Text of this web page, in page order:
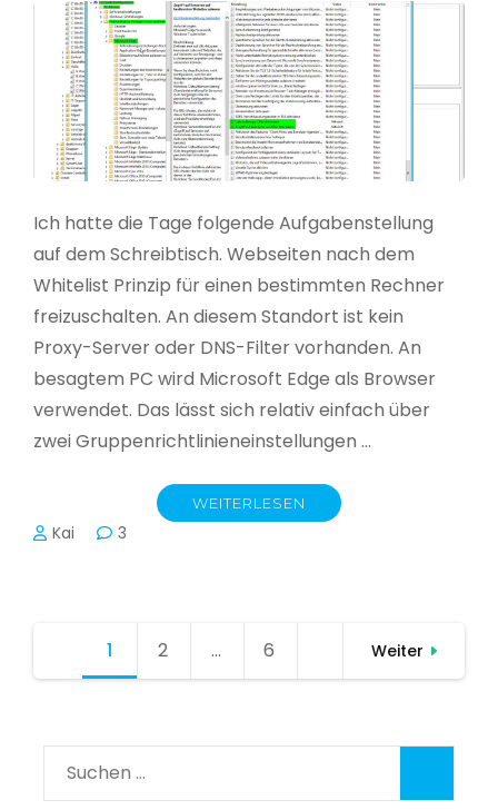
Ich hatte die Tage folgende Aufgabenstellung
auf dem Schreibtisch. Webseiten nach dem
Whitelist Prinzip für einen bestimmten Rechner
freizuschalten. An diesem Standort ist kein
Proxy-Server oder DNS-Filter vorhanden. An
besagtem PC wird Microsoft Edge als Browser
verwendet. Das lässt sich relativ einfach über
zwei Gruppenrichtlinieneinstellungen …
WEITERLESEN
Kai 3
Seitennummerierung
1 Seite
2 … Seite
6 Weiter
Suchen
nach: